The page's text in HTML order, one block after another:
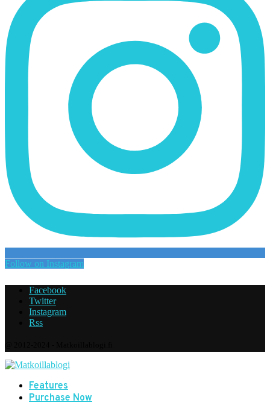
Follow on Instagram
Facebook
Twitter
Instagram
Rss
Features
Purchase Now